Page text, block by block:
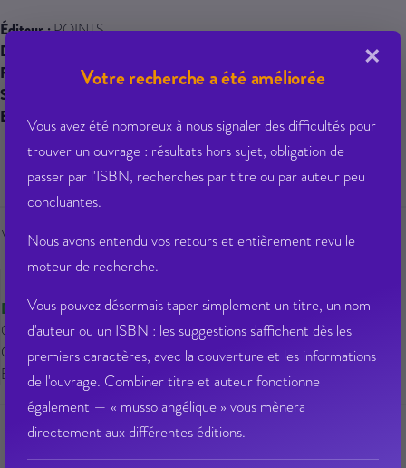
Votre recherche a été améliorée
Vous avez été nombreux à nous signaler des difficultés pour
trouver un ouvrage : résultats hors sujet, obligation de
passer par l'ISBN, recherches par titre ou par auteur peu
concluantes.
Nous avons entendu vos retours et entièrement revu le
moteur de recherche.
Vous pouvez désormais taper simplement un titre, un nom
d'auteur ou un ISBN : les suggestions s'affichent dès les
premiers caractères, avec la couverture et les informations
de l'ouvrage. Combiner titre et auteur fonctionne
également — « musso angélique » vous mènera
directement aux différentes éditions.
×
Éditeur :POINTS
Date de parution :
Famille : POIN
Seriel :
EAN 13 : 9791041430185
8,40 € PPTTC
Veuillez vousconnecterpour ajouter
au panier cet article.
Disponible
Qté dispo en magasin : 51
Gisement : 00-02-ENTREE-G
Etat Dilicom : Disponible